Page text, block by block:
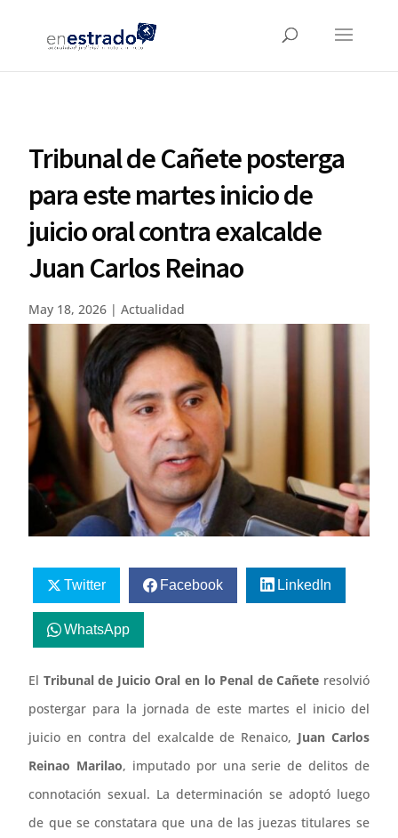
Tribunal de Cañete posterga
para este martes inicio de
juicio oral contra exalcalde
Juan Carlos Reinao
May 18, 2026 |Actualidad
Twitter Facebook LinkedIn
WhatsApp
El Tribunal de Juicio Oral en lo Penal de Cañete resolvió
postergar para la jornada de este martes el inicio del
juicio en contra del exalcalde de Renaico, Juan Carlos
Reinao Marilao, imputado por una serie de delitos de
connotación sexual. La determinación se adoptó luego
de que se constatara que una de las juezas titulares se